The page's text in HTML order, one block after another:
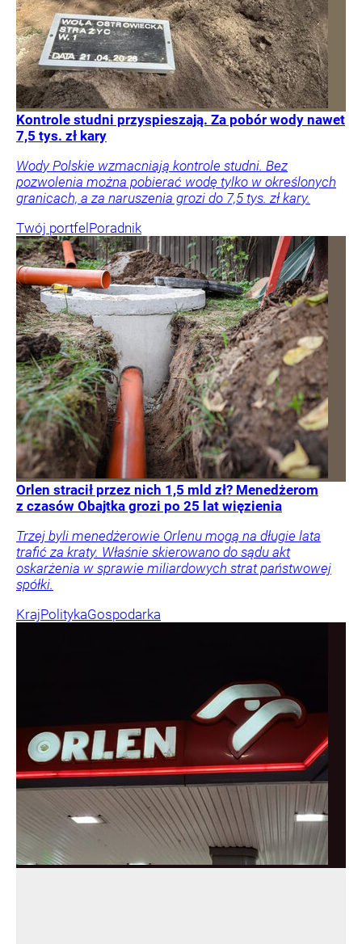
Kontrole studni przyspieszają. Za pobór wody nawet
7,5 tys. zł kary
Wody Polskie wzmacniają kontrole studni. Bez
pozwolenia można pobierać wodę tylko w określonych
granicach, a za naruszenia grozi do 7,5 tys. zł kary.
Twój portfelPoradnik
Orlen stracił przez nich 1,5 mld zł? Menedżerom
z czasów Obajtka grozi po 25 lat więzienia
Trzej byli menedżerowie Orlenu mogą na długie lata
trafić za kraty. Właśnie skierowano do sądu akt
oskarżenia w sprawie miliardowych strat państwowej
spółki.
KrajPolitykaGospodarka